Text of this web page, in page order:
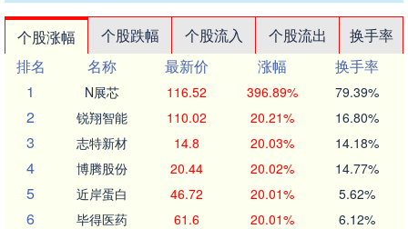
个股涨幅 个股跌幅 个股流入 个股流出
换手率
排名
名称 最新价 涨幅
换手率
1
N展芯 116.52 396.89% 79.39%
2 锐翔智能 110.02 20.21% 16.80%
3 志特新材 14.8 20.03% 14.18%
4 博腾股份 20.44 20.02% 14.77%
5 近岸蛋白 46.72 20.01% 5.62%
6 毕得医药 61.6 20.01% 6.12%